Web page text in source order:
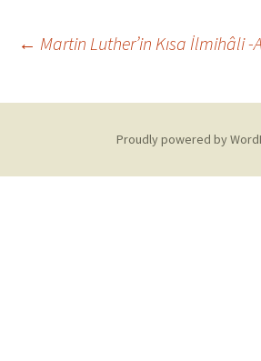
Post
navigation
← Martin Luther’in Kısa İlmihâli -
Proudly powered by